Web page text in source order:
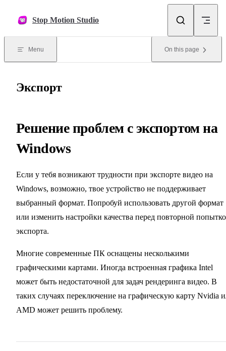
Stop Motion Studio
Menu On this page
Экспорт
Решение проблем с экспортом на
Windows
Если у тебя возникают трудности при экспорте видео на
Windows, возможно, твое устройство не поддерживает
выбранный формат. Попробуй использовать другой формат
или изменить настройки качества перед повторной
экспорта.
Многие современные ПК оснащены несколькими
графическими картами. Иногда встроенная графика Intel
может быть недостаточной для задач рендеринга видео. В
таких случаях переключение на графическую карту Nvidia
AMD может решить проблему.